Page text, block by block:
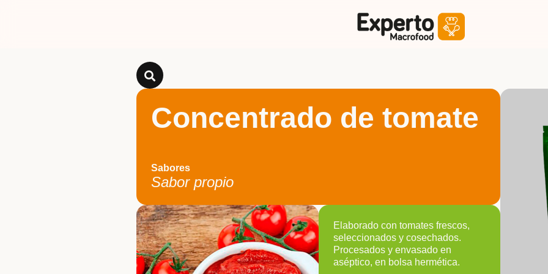
Concentrado de tomate
Sabores
Sabor propio
Elaborado con tomates frescos,
seleccionados y cosechados.
Procesados y envasado en
aséptico, en bolsa hermética.